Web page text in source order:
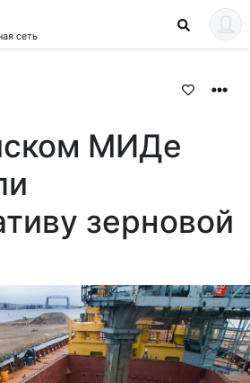
сеть
МИДе
зерновой